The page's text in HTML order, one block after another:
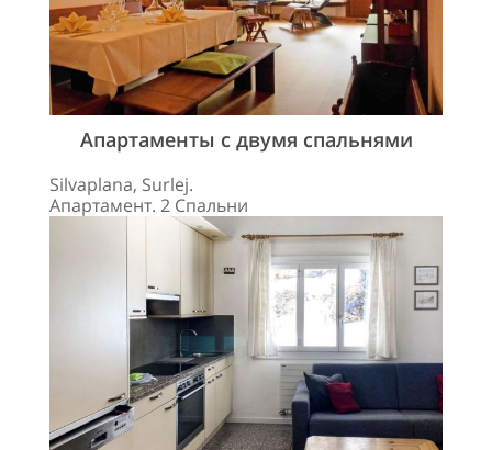
Апартаменты с двумя спальнями
Silvaplana, Surlej.
Апартамент. 2 Спальни